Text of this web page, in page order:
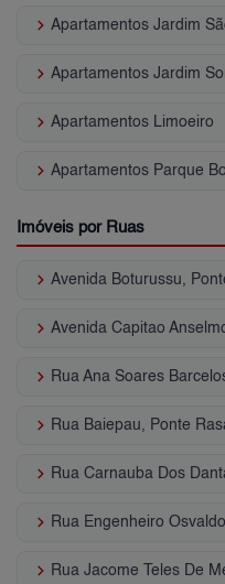
keyboard_arrow_right Apartamentos Jardim
keyboard_arrow_right Apartamentos Jardim
keyboard_arrow_right Apartamentos Limoeiro
keyboard_arrow_right Apartamentos Parque
Imóveis por Ruas
keyboard_arrow_right Avenida Boturussu,
keyboard_arrow_right Avenida Capitao
keyboard_arrow_right Rua Ana Soares
keyboard_arrow_right Rua Baiepau, Ponte
keyboard_arrow_right Rua Carnauba Dos
keyboard_arrow_right Rua Engenheiro
keyboard_arrow_right Rua Jacome Teles De